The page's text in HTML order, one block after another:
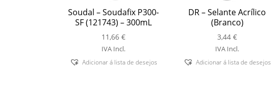
Soudal – Soudafix P300-
SF (121743) – 300mL
11,66€
IVA Incl.
Adicionar á lista de desejos
DR – Selante Acrílico
(Branco)
3,44€
IVA Incl.
Adicionar á lista de desejos